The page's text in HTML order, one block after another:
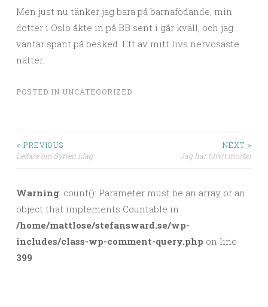
Men just nu tänker jag bara på barnafödande, min
dotter i Oslo åkte in på BB sent i går kväll, och jag
väntar spänt på besked. Ett av mitt livs nervösaste
nätter.
POSTED IN UNCATEGORIZED
Post navigation
< PREVIOUS
Ledare om Syrien idag
NEXT >
Jag har blivit morfar
Warning: count(): Parameter must be an array or an
object that implements Countable in
/home/mattlose/stefansward.se/wp-
includes/class-wp-comment-query.php on line
399